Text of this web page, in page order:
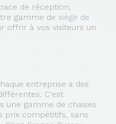
de réception,
gamme de siège de
offrir à vos visiteurs un
entreprise a des
C'est
une gamme de chaises
prix compétitifs, sans